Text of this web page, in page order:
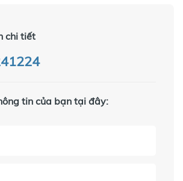
chi tiết
tin của bạn tại đây: